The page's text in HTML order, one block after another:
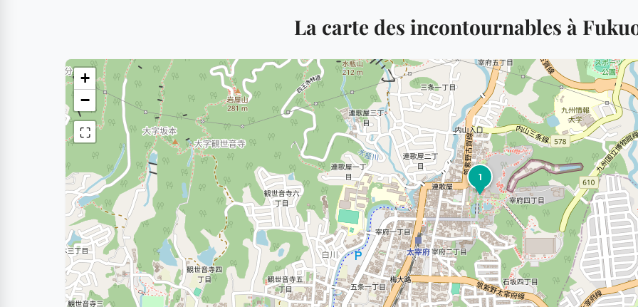
La carte des incontournables à
1
+
−
⛶